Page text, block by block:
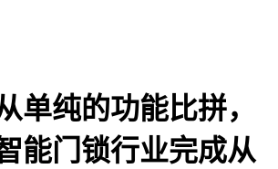
纯的功能比拼，
能门锁行业完成从